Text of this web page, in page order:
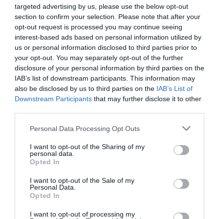
targeted advertising by us, please use the below opt-out
section to confirm your selection. Please note that after your
opt-out request is processed you may continue seeing
interest-based ads based on personal information utilized by
us or personal information disclosed to third parties prior to
your opt-out. You may separately opt-out of the further
disclosure of your personal information by third parties on the
IAB’s list of downstream participants. This information may
also be disclosed by us to third parties on the IAB’s List of
Downstream Participants that may further disclose it to other
Personal Data Processing Opt Outs
I want to opt-out of the Sharing of my
personal data.
Opted In
I want to opt-out of the Sale of my
Personal Data.
Opted In
I want to opt-out of processing my
setmanals a través denewsletters."Vam pensar
que estaria bé deixar de rebrenewslettersde
calcetes, de pantalons i altres coses i rebre allò
que ens interessava i que interessava els
motoristes", explica Rojas quan recorda els
orígens de l'empresa.
Motobuyers és a la vegada una
novetats de les marques de les dues rodes durant
tot l'any. De moment, tenen més de 600.000
motoristes, majoritàriament homes d'entre 20 i 50
Una start-up igualadina que desafia el canal
tradicional de venda